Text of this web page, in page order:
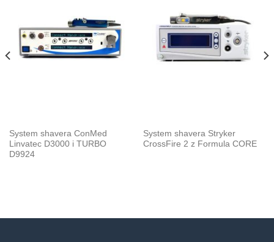
System shavera ConMed
Linvatec D3000 i TURBO
D9924
System shavera Stryker
CrossFire 2 z Formula CORE